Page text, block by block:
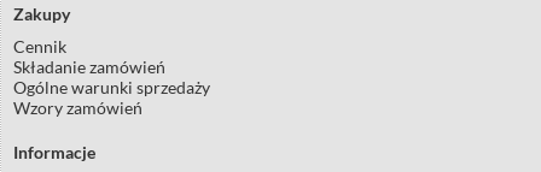
Zakupy
Cennik
Składanie zamówień
Ogólne warunki sprzedaży
Wzory zamówień
Informacje